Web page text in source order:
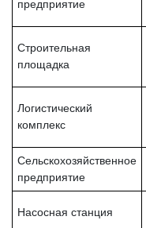
предприятие
Строительная
площадка
Логистический
комплекс
Сельскохозяйственное
предприятие
Насосная станция